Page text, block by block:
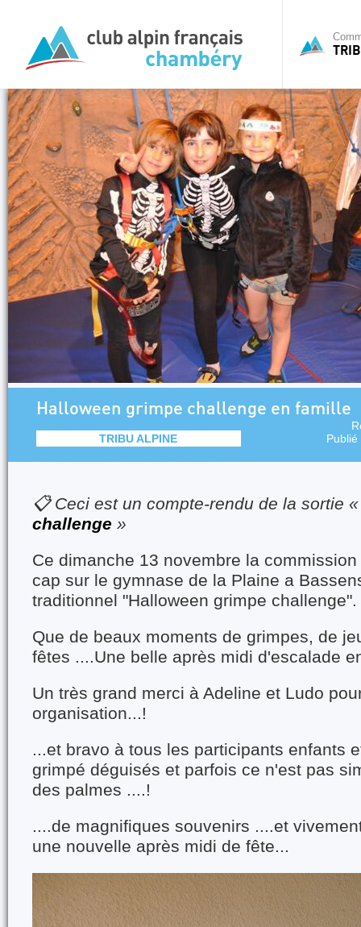
Halloween grimpe challenge en famille
TRIBU ALPINE
📋 Ceci est un compte-rendu de la sortie
challenge »
Ce dimanche 13 novembre la
cap sur le gymnase de la Plaine a
traditionnel "Halloween grimpe challenge".
Que de beaux moments de grimpes, de
fêtes ....Une belle après midi d'escalade
Un très grand merci à Adeline et Ludo
organisation...!
...et bravo à tous les participants enfants
grimpé déguisés et parfois ce n'est pas
des palmes ....!
....de magnifiques souvenirs ....et
une nouvelle après midi de fête...